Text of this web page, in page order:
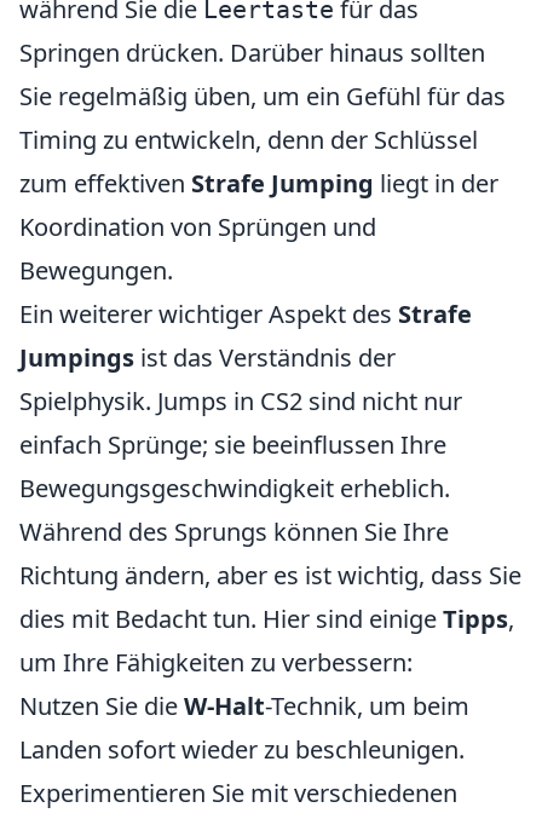
während Sie die Leertaste für das
Springen drücken. Darüber hinaus sollten
Sie regelmäßig üben, um ein Gefühl für das
Timing zu entwickeln, denn der Schlüssel
zum effektiven Strafe Jumping liegt in der
Koordination von Sprüngen und
Bewegungen.
Ein weiterer wichtiger Aspekt des Strafe
Jumpings ist das Verständnis der
Spielphysik. Jumps in CS2 sind nicht nur
einfach Sprünge; sie beeinflussen Ihre
Bewegungsgeschwindigkeit erheblich.
Während des Sprungs können Sie Ihre
Richtung ändern, aber es ist wichtig, dass Sie
dies mit Bedacht tun. Hier sind einigeTipps,
um Ihre Fähigkeiten zu verbessern:
Nutzen Sie dieW-Halt-Technik, um beim
Landen sofort wieder zu beschleunigen.
Experimentieren Sie mit verschiedenen